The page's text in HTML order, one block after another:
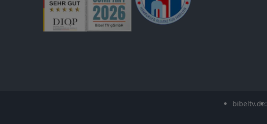
bibeltv.de: